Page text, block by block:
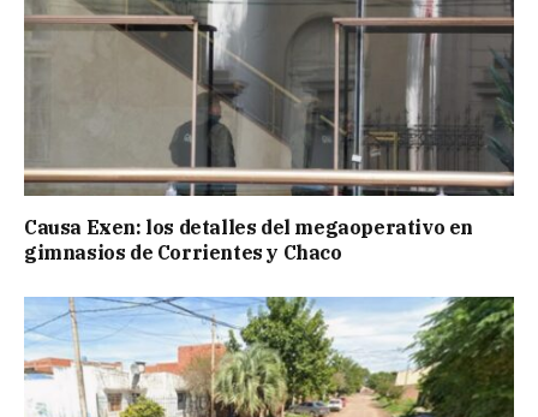
Causa Exen: los detalles del megaoperativo en
gimnasios de Corrientes y Chaco